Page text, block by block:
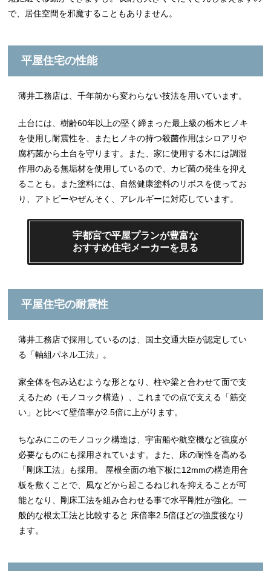
で、居住空間を邪魔することもありません。
平屋住宅の性能
薄井工務店は、千年前から変わらない技法を用いています。
土台には、樹齢60年以上の堅く締まった最上級の栃木ヒノキ
を使用し耐震性を、またヒノキの持つ殺菌作用はシロアリや
腐朽菌から土台を守ります。また、家に使用する木には調湿
作用のある無垢材を使用しているので、カビ菌の発生を抑え
ることも。また塗料には、自然健康塗料のリボスを使ってお
り、アトピーやぜんそく、アレルギーに対応しています。
宇都宮で平屋プランが豊富な
おすすめ住宅メーカーを見る
平屋住宅の耐震性
薄井工務店で採用しているのは、国土交通大臣が認定してい
る「軸組パネル工法」。
家全体を包み込むような形となり、柱や梁と合わせて面で支
えるため（モノコック構造）、これまでの点で支える「筋交
い」と比べて壁倍率が2.5倍に上がります。
ちなみにこのモノコック構造は、宇宙船や航空機など強度が
必要なものにも採用されています。また、床の耐性を高める
「剛床工法」も採用。 屋根全面の地下板に12mmの構造用合
板を敷くことで、風などから起こるねじれを抑えることが可
能となり、剛床工法を組み合わせる事で水平剛性が強化。一
般的な根太工法と比較すると 床倍率2.5倍ほどの強度後なり
ます。